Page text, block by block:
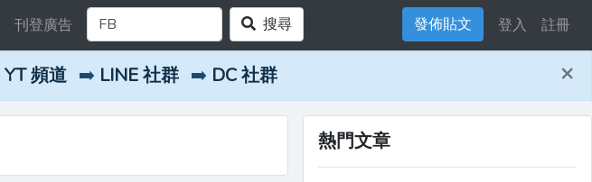
刊登廣告 搜尋 發佈貼文 登入 註冊
YT 頻道 ➡️ LINE 社群 ➡️ DC 社群 ×
熱門文章